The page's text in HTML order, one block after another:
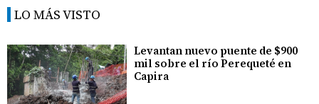
LO MÁS VISTO
Levantan nuevo puente de $900
mil sobre el río Perequeté en
Capira